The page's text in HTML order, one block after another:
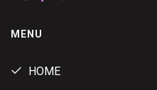
MENU
HOME